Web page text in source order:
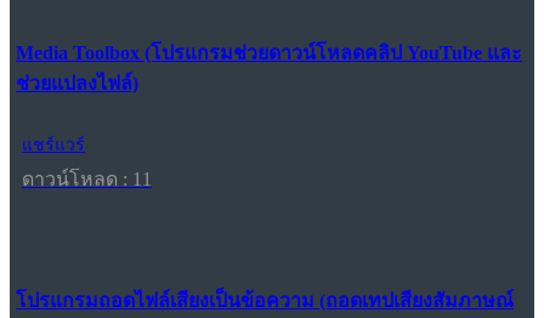
Media Toolbox (โปรแกรมช่วยดาวน์โหลดคลิป YouTube และ
ช่วยแปลงไฟล์)
แชร์แวร์
ดาวน์โหลด : 11
โปรแกรมถอดไฟล์เสียงเป็นข้อความ (ถอดเทปเสียงสัมภาษณ์